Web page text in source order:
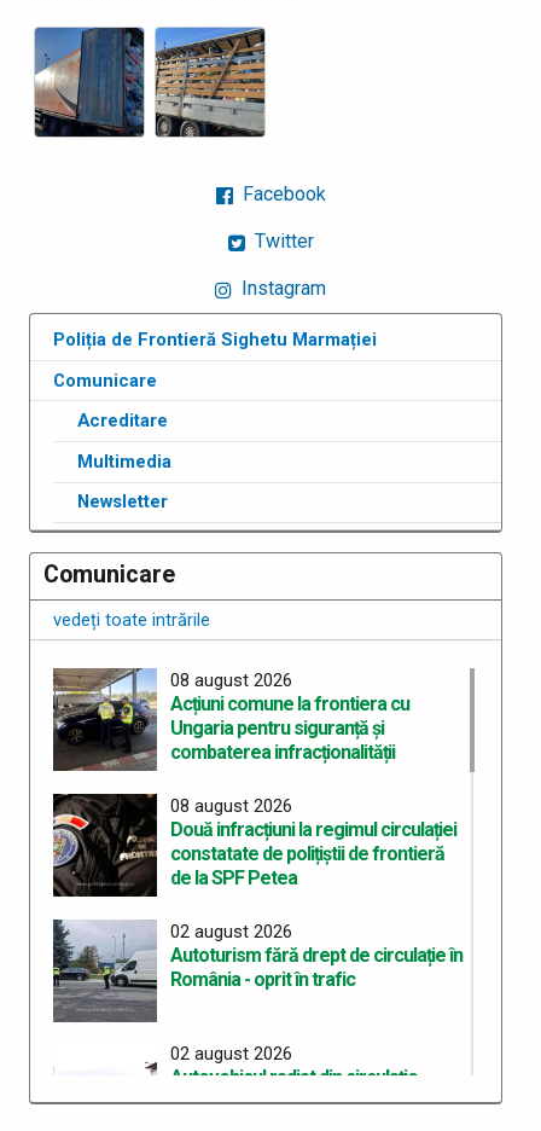
Facebook
Twitter
Instagram
Poliția de Frontieră Sighetu Marmației
Comunicare
Acreditare
Multimedia
Newsletter
Comunicare
vedeți toate intrările
08 august 2026
Acțiuni comune la frontiera cu
Ungaria pentru siguranță și
combaterea infracționalității
08 august 2026
Două infracțiuni la regimul circulației
constatate de polițiștii de frontieră
de la SPF Petea
02 august 2026
Autoturism fără drept de circulație în
România - oprit în trafic
02 august 2026
Autovehicul radiat din circulație
depistat la control în PTF Halmeu